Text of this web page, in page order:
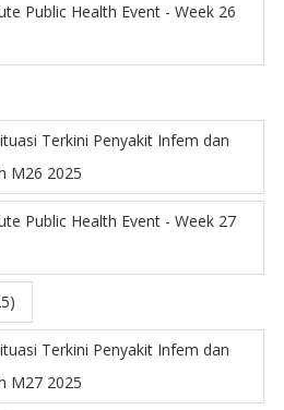
Public Health Event - Week 26
Terkini Penyakit Infem dan
M26 2025
Public Health Event - Week 27
Terkini Penyakit Infem dan
M27 2025